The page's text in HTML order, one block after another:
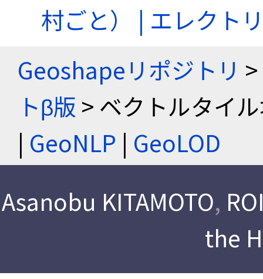
村ごと） | エレクト
Geoshapeリポジトリ >
トβ版 > ベクトルタイ
| GeoNLP | GeoLOD
Asanobu KITAMOTO,
the